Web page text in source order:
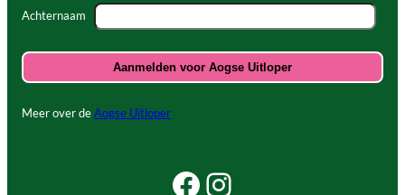
Achternaam
Meer over deAogse Uitloper
Facebook Beleef Princenhage
Instagram Beleef Princenhage